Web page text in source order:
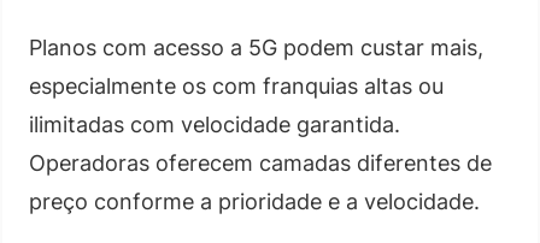
Planos com acesso a 5G podem custar mais,
especialmente os com franquias altas ou
ilimitadas com velocidade garantida.
Operadoras oferecem camadas diferentes de
preço conforme a prioridade e a velocidade.